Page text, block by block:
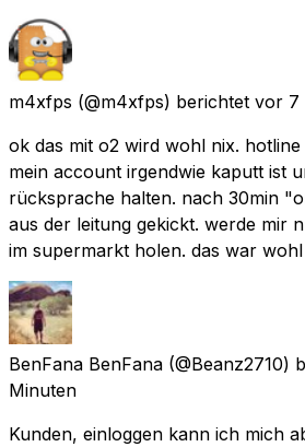
m4xfps (@m4xfps) berichtet vor 7
ok das mit o2 wird wohl nix.
mein account irgendwie kaputt ist
rücksprache halten. nach 30min
aus der leitung gekickt. werde mir
im supermarkt holen. das war wohl
BenFana BenFana (@Beanz2710)
Minuten
Kunden, einloggen kann ich mich